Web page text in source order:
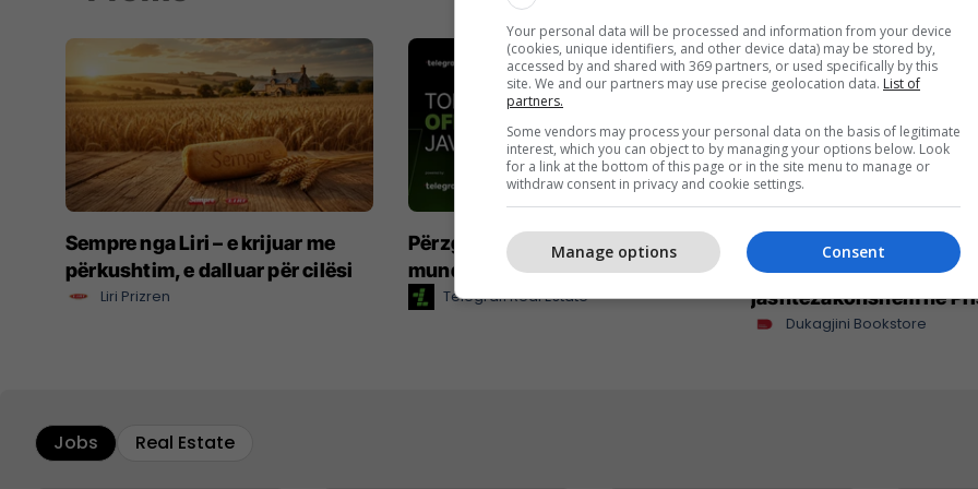
Sempre nga Liri – e krijuar me
përkushtim, e dalluar për cilësi
Liri Prizren
Përzgjedhja javore: katër
mundësi për banim dhe investim
Telegrafi Real Estate
BookFest vazhdon
Gjilan pas suksesit të
jashtëzakonshëm në
Dukagjini Bookstore
Jobs Real Estate
Your personal data will be processed and information from your device
(cookies, unique identifiers, and other device data) may be stored by,
accessed by and shared with 369 partners, or used specifically by this
site. We and our partners may use precise geolocation data. List of
partners.
Some vendors may process your personal data on the basis of legitimate
interest, which you can object to by managing your options below. Look
for a link at the bottom of this page or in the site menu to manage or
withdraw consent in privacy and cookie settings.
Consent
Manage options